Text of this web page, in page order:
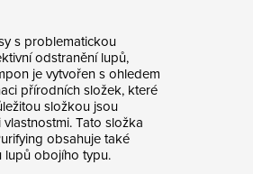
s problematickou
odstranění lupů,
je vytvořen s ohledem
přírodních složek, které
složkou jsou
Tato složka
obsahuje také
lupů obojího typu.